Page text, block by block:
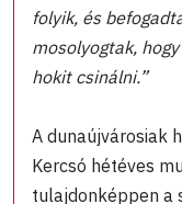
folyik, és
mosolyogtak,
hokit csinálni.”
A dunaújvárosiak
Kercsó hétéves
tulajdonképpen a